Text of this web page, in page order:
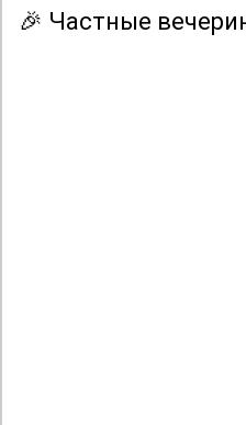
🎉 Частные